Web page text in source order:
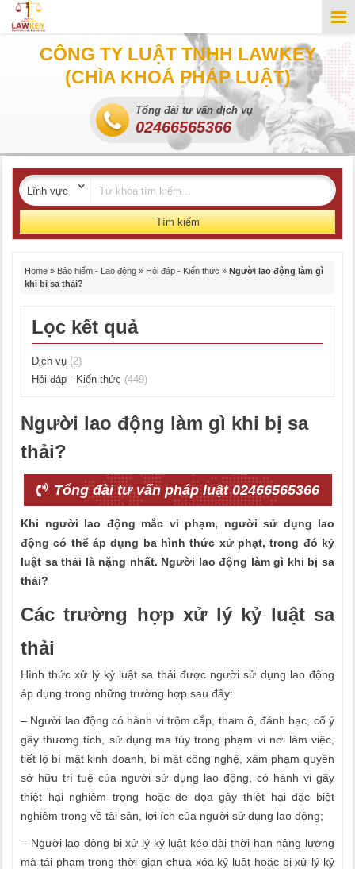
CÔNG TY LUẬT TNHH LAWKEY
(CHÌA KHOÁ PHÁP LUẬT)
Tổng đài tư vấn dịch vụ
02466565366
Tìm kiếm
Home » Bảo hiểm - Lao động » Hỏi đáp - Kiến thức » Người lao động làm gì
khi bị sa thải?
Lọc kết quả
Dịch vụ (2)
Hỏi đáp - Kiến thức (449)
Người lao động làm gì khi bị sa
thải?
Tổng đài tư vấn pháp luật 02466565366
Khi người lao động mắc vi phạm, người sử dụng lao
động có thể áp dụng ba hình thức xử phạt, trong đó kỷ
luật sa thải là nặng nhất. Người lao động làm gì khi bị sa
thải?
Các trường hợp xử lý kỷ luật sa
thải
Hình thức xử lý kỷ luật sa thải được người sử dụng lao động
áp dụng trong những trường hợp sau đây:
– Người lao động có hành vi trộm cắp, tham ô, đánh bạc, cố ý
gây thương tích, sử dụng ma túy trong phạm vi nơi làm việc,
tiết lộ bí mật kinh doanh, bí mật công nghệ, xâm phạm quyền
sở hữu trí tuệ của người sử dụng lao động, có hành vi gây
thiệt hại nghiêm trọng hoặc đe dọa gây thiệt hại đặc biệt
nghiêm trọng về tài sản, lợi ích của người sử dụng lao động;
– Người lao động bị xử lý kỷ luật kéo dài thời hạn nâng lương
mà tái phạm trong thời gian chưa xóa kỷ luật hoặc bị xử lý kỷ